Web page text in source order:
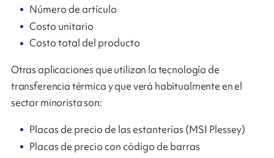
Número de artículo
Costo unitario
Costo total del producto
Otras aplicaciones que utilizan la tecnología de
transferencia térmica y que verá habitualmente en el
sector minorista son:
Placas de precio de las estanterías (MSI Plessey)
Placas de precio con código de barras